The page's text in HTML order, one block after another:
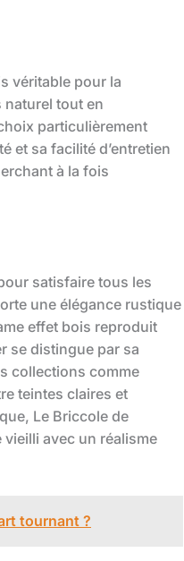
véritable pour la
tout en
particulièrement
et sa facilité d’entretien
à la fois
satisfaire tous les
une élégance rustique
effet bois reproduit
se distingue par sa
collections comme
teintes claires et
Le Briccole de
vieilli avec un réalisme
tournant ?